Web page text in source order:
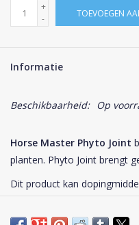
+
-
TOEVOEGEN
Informatie
Beschikbaarheid: Op
Horse Master Phyto Joint
planten. Phyto Joint brengt
Dit product kan